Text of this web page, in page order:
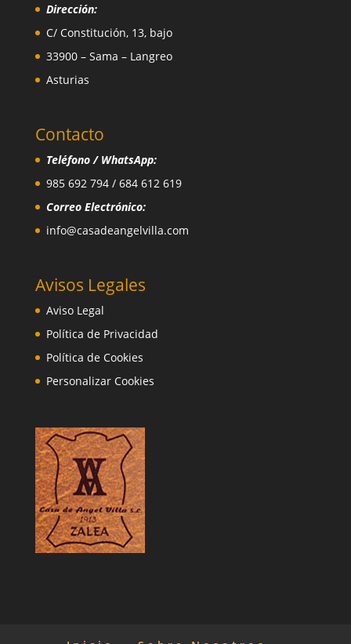
Dirección:
C/ Constitución, 13, bajo
33900 – Sama – Langreo
Asturias
Contacto
Teléfono / WhatsApp:
985 692 794 / 684 612 619
Correo Electrónico:
info@casadeangelvilla.com
Avisos Legales
Aviso Legal
Política de Privacidad
Política de Cookies
Personalizar Cookies